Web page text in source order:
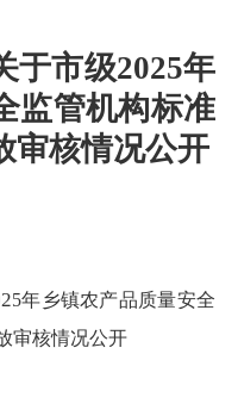
于市级2025年
监管机构标准
审核情况公开
5年乡镇农产品质量安全
审核情况公开